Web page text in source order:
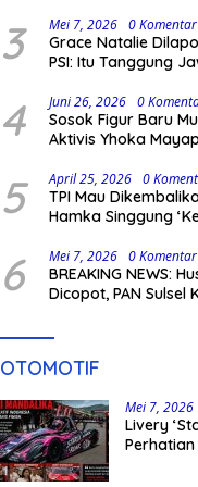
3 Mei 7, 2026 0 Komentar
Grace Natalie
PSI: Itu Tanggung
4 Juni 26, 2026 0
Sosok Figur Baru
Aktivis Yhoka
pada Pilkada 2029
5 April 25, 2026 0
TPI Mau
Hamka Singgung
6 Mei 7, 2026 0 Komentar
BREAKING NEWS:
Dicopot, PAN Sulsel
OTOMOTIF
Mei 7, 2026
Livery